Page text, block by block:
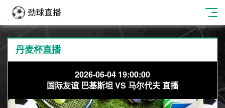
丹麦杯直播
2026-06-04 19:00:00
国际友谊 巴基斯坦 VS 马尔代夫 直播